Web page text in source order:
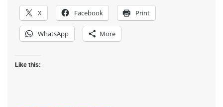
X Facebook Print
WhatsApp More
Like this: